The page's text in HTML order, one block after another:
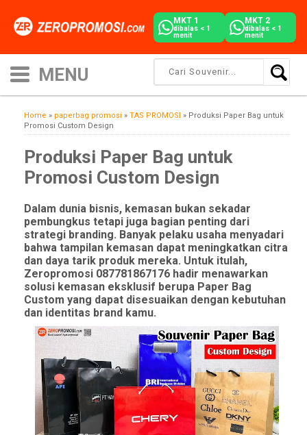
MKT 1
dibalas < 1
menit
MKT 2
dibalas < 1
menit
Home » paperbag promosi » TAS PROMOSI » Produksi Paper Bag untuk
Promosi Custom Design
Produksi Paper Bag untuk
Promosi Custom Design
Dalam dunia bisnis, kemasan bukan sekadar
pembungkus tetapi juga bagian penting dari
strategi branding. Banyak pelaku usaha menyadari
bahwa tampilan kemasan dapat meningkatkan citra
dan daya tarik produk mereka. Untuk itulah,
Zeropromosi 087781867176 hadir menawarkan
solusi kemasan eksklusif berupa Paper Bag
Custom yang dapat disesuaikan dengan kebutuhan
dan identitas brand kamu.